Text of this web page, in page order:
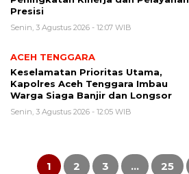
Presisi
Senin, 3 Agustus 2026 - 12:07 WIB
ACEH TENGGARA
Keselamatan Prioritas Utama,
Kapolres Aceh Tenggara Imbau
Warga Siaga Banjir dan Longsor
Senin, 3 Agustus 2026 - 12:05 WIB
Paginasi
pos
1 2 3 … 25